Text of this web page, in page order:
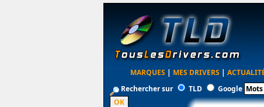
MARQUES | MES DRIVERS |
Rechercher sur
TLD Google